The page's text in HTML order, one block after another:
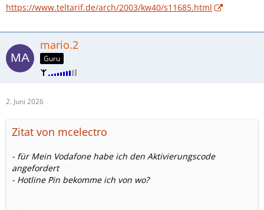
https://www.teltarif.de/arch/2003/kw40/s11685.html
mario.2
Guru
2. Juni 2026
Zitat von mcelectro
- für Mein Vodafone habe ich den Aktivierungscode
angefordert
- Hotline Pin bekomme ich von wo?